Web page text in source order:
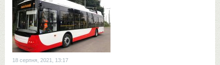
18 серпня, 2021, 13:17